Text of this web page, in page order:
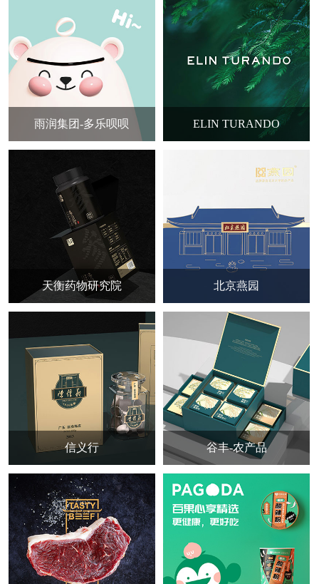
雨润集团-多乐呗呗 ELIN TURANDO
天衡药物研究院 北京燕园
信义行 谷丰-农产品